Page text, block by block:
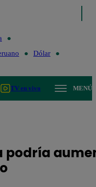
Dólar
TV en vivo MENÚ